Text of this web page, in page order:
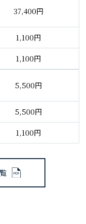
37,400円
1,100円
1,100円
5,500円
5,500円
1,100円